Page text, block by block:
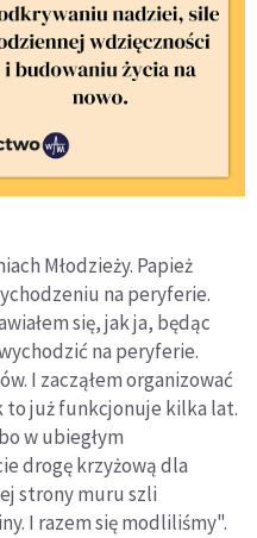
Młodzieży. Papież
na peryferie.
się, jak ja, będąc
na peryferie.
I zacząłem organizować
to już funkcjonuje kilka lat.
w ubiegłym
drogę krzyżową dla
strony muru szli
I razem się modliliśmy".